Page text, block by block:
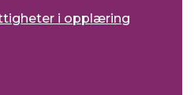
i opplæring